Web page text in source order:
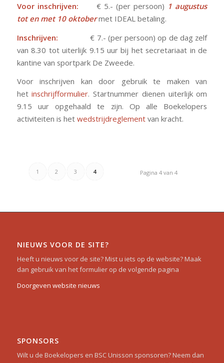
Voor inschrijven:
€ 5.- (per persoon) 1 augustus
tot en met 10 oktobermet IDEAL betaling.
Inschrijven:
€ 7.- (per persoon) op de dag zelf
van 8.30 tot uiterlijk 9.15 uur bij het secretariaat in de
kantine van sportpark De Zweede.
Voor inschrijven kan door gebruik te maken van
hetinschrijfformulier. Startnummer dienen uiterlijk om
9.15 uur opgehaald te zijn. Op alle Boekelopers
activiteiten is het wedstrijdreglementvan kracht.
Pagina 4 van 4
1 2 3 4
NIEUWS VOOR DE SITE?
Heeft u nieuws voor de site? Mist u iets op de website? Maak
dan gebruik van het formulier op de volgende pagina
Doorgeven website nieuws
SPONSORS
Wilt u de Boekelopers en BSC Unisson sponsoren? Neem dan